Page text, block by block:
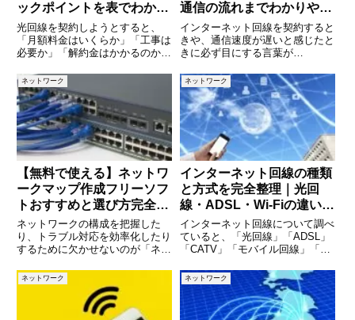
ックポイントを表でわかり
やすく解説
光回線を契約しようとすると、
「月額料金はいくらか」「工事は
必要か」「解約金はかかるのか」
てきます。一見するとどの回線も
似ているように見えますが、契約
条件をよく理解せずに申し込む
と、想定外の費用や不便さに悩ま
され
通信の流れまでわかりやす
く説明
インターネット回線を契約すると
きや、通信速度が遅いと感じたと
きに必ず目にする言葉が
画面やルーターの管理画面で見か
けるものの、「結局どういう仕組
みなのか」「基地局やNTTはどこ
で関わっているのか」を正確に理
解し
ネットワーク
【無料で使える】ネットワ
ークマップ作成フリーソフ
トおすすめと選び方完全ガ
イド
ネットワークの構成を把握した
り、トラブル対応を効率化したり
するために欠かせないのが「ネッ
専用ツールは高価なものも多く、
「まずは無料で試したい」と考え
る方も多いのではないでしょう
か。本記事では、無料で使えるネ
ネットワーク
インターネット回線の種類
と方式を完全整理｜光回
線・ADSL・Wi-Fiの違いが
一目でわかる解説
インターネット回線について調べ
ていると、「光回線」「ADSL」
「CATV」「モバイル回線」「ホ
「VDSL」など、さまざまな用語
が出てきます。しかし、それぞれ
が何を意味し、どう違うのかを正
しく理解できている人は多くあ
ネットワーク ネットワーク